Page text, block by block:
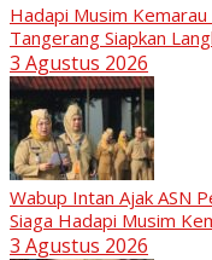
Hadapi Musim
Tangerang Siapkan
3 Agustus 2026
Wabup Intan Ajak ASN
Siaga Hadapi Musim
3 Agustus 2026